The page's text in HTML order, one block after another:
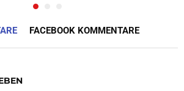
FACEBOOK KOMMENTARE